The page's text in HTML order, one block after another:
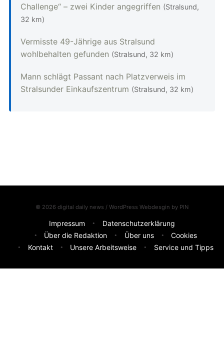
Challenge“ – zwei Kinder angegriffen (Stralsund,
32 km)
Vermisste 49-Jährige aus Stralsund
wohlbehalten gefunden (Stralsund, 32 km)
Mann schlägt Passant nach Platzverweis im
Stralsunder Einkaufszentrum (Stralsund, 32 km)
© 2026 digital daily news / WordPress Webdesgin by PIN
Impressum
Datenschutzerklärung
Über die Redaktion
Über uns
Cookies
Kontakt
Unsere Arbeitsweise Service und Tipps